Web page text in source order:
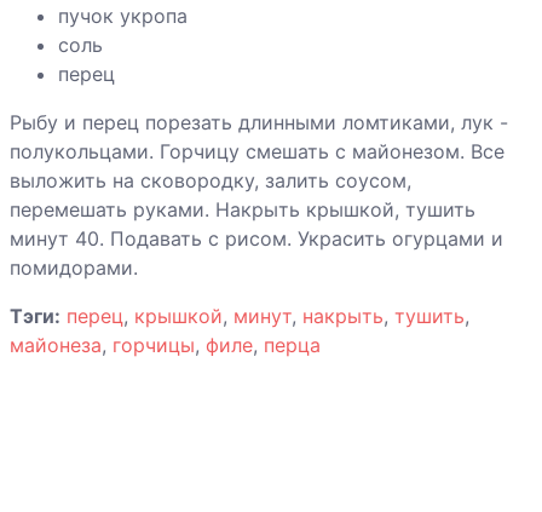
Креветки и
морские
гребешки с
Креветки с
картофелем и
брокколи
Лосось с
луковым
пучок укропа
соль
перец
Рыбу и перец порезать длинными ломтиками, лук -
полукольцами. Горчицу смешать с майонезом. Все
выложить на сковородку, залить соусом,
перемешать руками. Накрыть крышкой, тушить
минут 40. Подавать с рисом. Украсить огурцами и
помидорами.
Тэги: перец, крышкой, минут, накрыть, тушить,
майонеза, горчицы, филе, перца